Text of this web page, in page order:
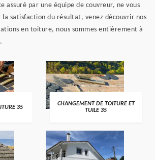
assuré par une équipe de couvreur, ne vous
la satisfaction du résultat, venez découvrir nos
en toiture, nous sommes entièrement à
35
CHANGEMENT DE TOITURE ET
TUILE 35